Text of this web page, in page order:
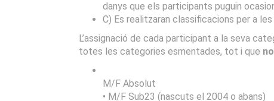
danys que els participants puguin
C) Es realitzaran classificacions per a
L’assignació de cada participant a la seva
totes les categories esmentades, tot i que
M/F Absolut
• M/F Sub23 (nascuts el 2004 o abans)